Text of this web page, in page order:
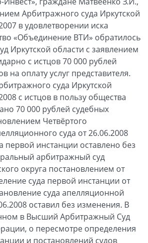
Арбитражного суда Иркутской
в удовлетворении иска
«Объединение ВТИ» обратилось
Иркутской области с заявлением
с истцов 70 000 рублей
на оплату услуг представителя.
суда Иркутской
с истцов в пользу общества
70 000 рублей судебных
Четвёртого
суда от 26.06.2008
первой инстанции оставлено без
арбитражный суд
округа постановлением от
суда первой инстанции от
суда апелляционной
оставил без изменения. В
в Высший Арбитражный Суд
о пересмотре определения
и постановлений судов